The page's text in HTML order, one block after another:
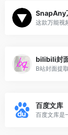
SnapAny
bilibili封
百度文库
百度文库是